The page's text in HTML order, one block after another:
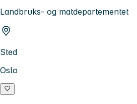
Landbruks- og matdepartementet
Sted
Oslo